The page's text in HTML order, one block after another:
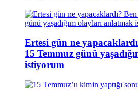
Ertesi gün ne
15 Temmuz günü
istiyorum